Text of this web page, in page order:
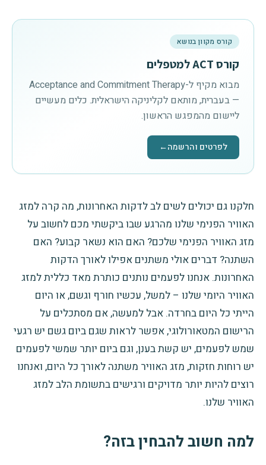
קורס מקוון בנושא
קורס ACT למטפלים
מבוא מקיף ל-Acceptance and Commitment Therapy
— בעברית, מותאם לקליניקה הישראלית. כלים מעשיים
ליישום מהמפגש הראשון.
לפרטים והרשמה←
חלקנו גם יכולים לשים לב לדקות האחרונות, מה קרה למזג
האוויר הפנימי שלנו מהרגע שבו ביקשתי מכם לחשוב על
מזג האוויר הפנימי שלכם? האם הוא נשאר קבוע? האם
השתנה? דברים אולי משתנים אפילו לאורך הדקות
האחרונות. אנחנו לפעמים נותנים כותרת מאד כללית למזג
האוויר היומי שלנו – למשל, עכשיו חורף וגשם, או היום
הייתי כל היום בחרדה. אבל למעשה, אם מסתכלים על
הרישום המטאורולוגי, אפשר לראות שגם ביום גשם יש רגעי
שמש לפעמים, יש קשת בענן, וגם ביום יותר שמשי לפעמים
יש רוחות חזקות, מזג האוויר משתנה לאורך כל היום, ואנחנו
רוצים להיות יותר מדויקים ורגישים בתשומת הלב למזג
האוויר שלנו.
למה חשוב להבחין בזה?